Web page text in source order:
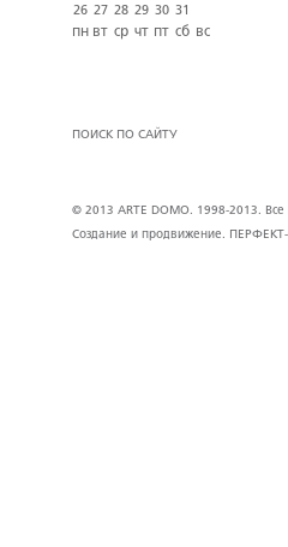
26 27 28 29 30 31
пн вт ср чт пт сб вс
ПОИСК ПО САЙТУ
© 2013 ARTE DOMO. 1998-2013.
Создание и продвижение.